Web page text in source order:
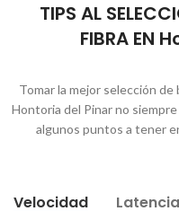
TIPS AL
FIBRA EN
Tomar la mejor selección
Hontoria del Pinar no
algunos puntos a tener
Velocidad Latencia